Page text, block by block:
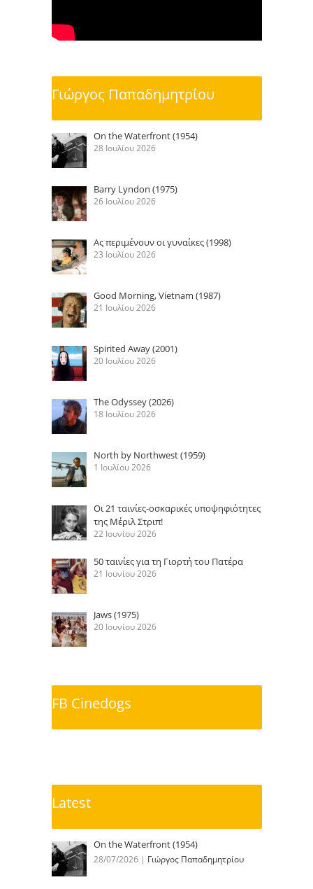
Γιώργος Παπαδημητρίου
On the Waterfront (1954)
28 Ιουλίου 2026
Barry Lyndon (1975)
26 Ιουλίου 2026
Ας περιμένουν οι γυναίκες (1998)
23 Ιουλίου 2026
Good Morning, Vietnam (1987)
21 Ιουλίου 2026
Spirited Away (2001)
20 Ιουλίου 2026
The Odyssey (2026)
18 Ιουλίου 2026
North by Northwest (1959)
1 Ιουλίου 2026
Οι 21 ταινίες-οσκαρικές υποψηφιότητες
της Μέριλ Στριπ!
22 Ιουνίου 2026
50 ταινίες για τη Γιορτή του Πατέρα
21 Ιουνίου 2026
Jaws (1975)
20 Ιουνίου 2026
FB Cinedogs
Latest
On the Waterfront (1954)
28/07/2026 | Γιώργος Παπαδημητρίου